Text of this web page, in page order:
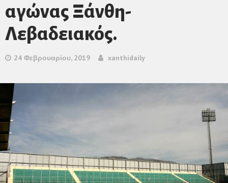
αγώνας Ξάνθη-
Λεβαδειακός.
24 Φεβρουαρίου, 2019 xanthidaily